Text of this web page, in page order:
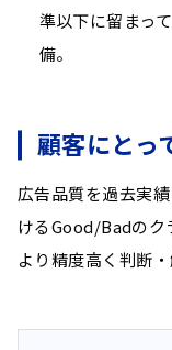
準以下に留まっ
備。
顧客にとっ
広告品質を過去実
けるGood/Badのク
より精度高く判断